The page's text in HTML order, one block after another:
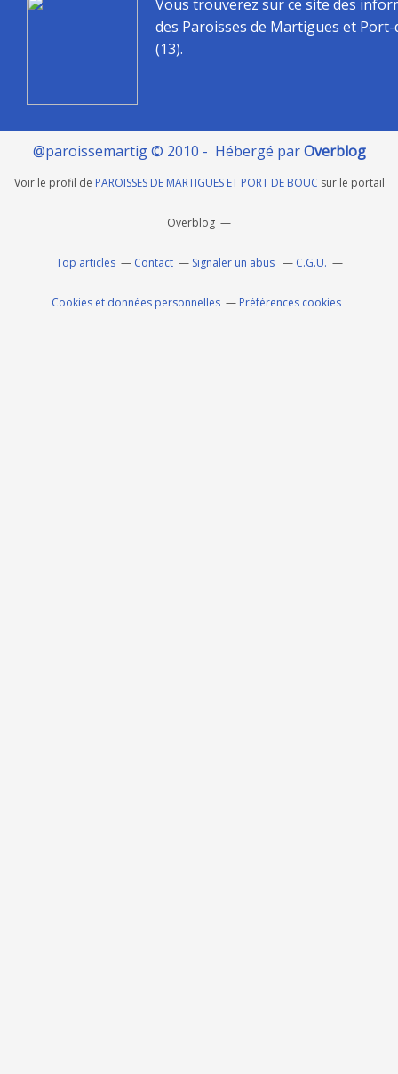
Vous trouverez sur ce site des
des Paroisses de Martigues et
(13).
@paroissemartig © 2010 - Hébergé parOverblog
Voir le profil de PAROISSES DE MARTIGUES ET PORT DE BOUC sur le portail
Overblog
Top articles Contact Signaler un abus C.G.U.
Cookies et données personnelles Préférences cookies